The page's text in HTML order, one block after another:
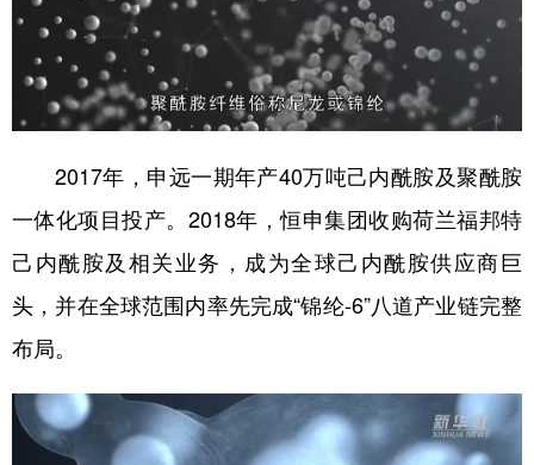
2017年，申远一期年产40万吨己内酰胺及聚酰胺
一体化项目投产。2018年，恒申集团收购荷兰福邦特
己内酰胺及相关业务，成为全球己内酰胺供应商巨
头，并在全球范围内率先完成“锦纶-6”八道产业链完整
布局。